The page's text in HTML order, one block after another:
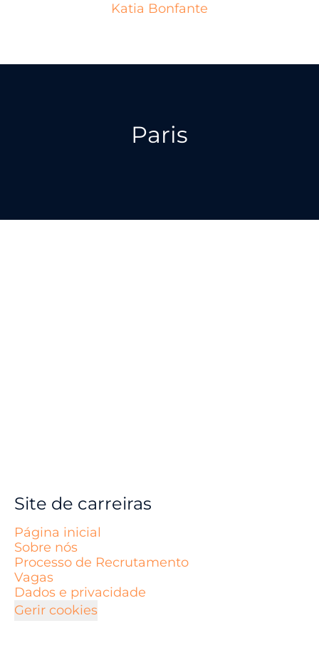
Katia Bonfante
Paris
Site de carreiras
Página inicial
Sobre nós
Processo de Recrutamento
Vagas
Dados e privacidade
Gerir cookies